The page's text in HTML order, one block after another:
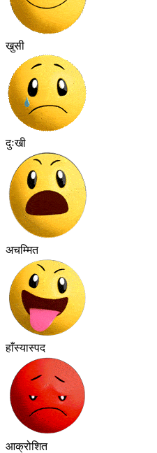
खुसी
दुःखी
अचम्मित
हाँस्यास्पद
आक्रोशित